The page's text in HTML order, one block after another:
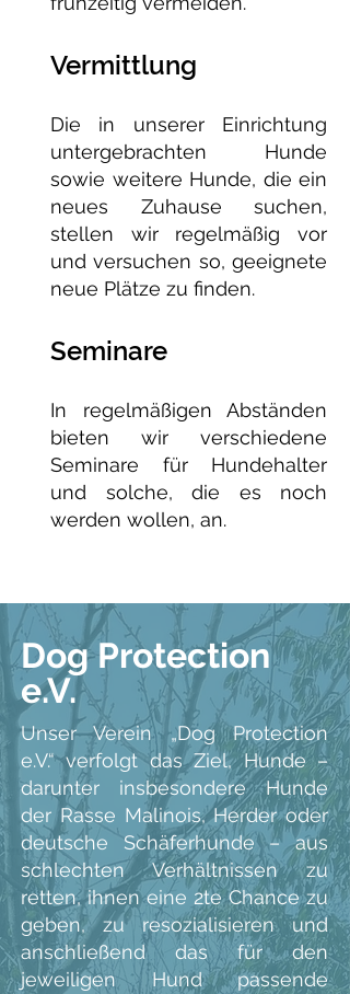
Vermittlung
Die in unserer Einrichtung
untergebrachten Hunde
sowie weitere Hunde, die ein
neues Zuhause suchen,
stellen wir regelmäßig vor
und versuchen so, geeignete
neue Plätze zu finden.
Seminare
In regelmäßigen Abständen
bieten wir verschiedene
Seminare für Hundehalter
und solche, die es noch
werden wollen, an.
Dog Protection
e.V.
Unser Verein „Dog Protection
e.V.“ verfolgt das Ziel, Hunde –
darunter insbesondere Hunde
der Rasse Malinois, Herder oder
deutsche Schäferhunde – aus
schlechten Verhältnissen zu
retten, ihnen eine 2te Chance zu
geben, zu resozialisieren und
anschließend das für den
jeweiligen Hund passende